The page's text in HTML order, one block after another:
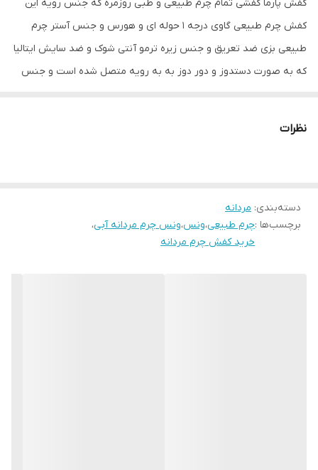
سایش
ظاهری شیک و بروز و راحت با استایل اسپورت
قابل ست با انواع شلوار های جین و کتان و
اسلش و پارچه ای
کفش پارما کفشی تمام چرم طبیعی و طبی روزمره که جنس رویه این
کفش چرم طبیعی گاوی درجه 1 حوله ای و هورس و جنس آستر چرم
طبیعی بزی ضد تعریق و جنس زیره ترمو آنتی شوک و ضد سایش ایتالیا
که به صورت دستدوز و دور دوز به به رویه متصل شده است و جنس
نظرات
دسته‌بندی: مردانه
برچسب‌ها :چرم طبیعی،ونس،ونس چرم مردانه آبی،
خرید کفش چرم مردانه